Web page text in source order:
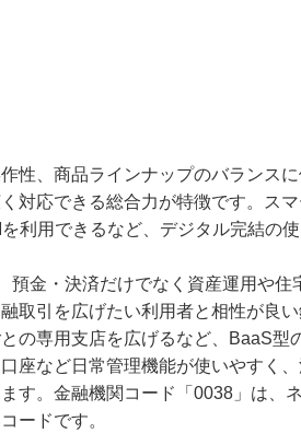
性、商品ラインナップのバランス
対応できる総合力が特徴です。ス
利用できるなど、デジタル完結の
預金・決済だけでなく資産運用や住
取引を広げたい利用者と相性が良い
の専用支店を広げるなど、BaaS型
座など日常管理機能が使いやすく
す。金融機関コード「0038」は、
ードです。